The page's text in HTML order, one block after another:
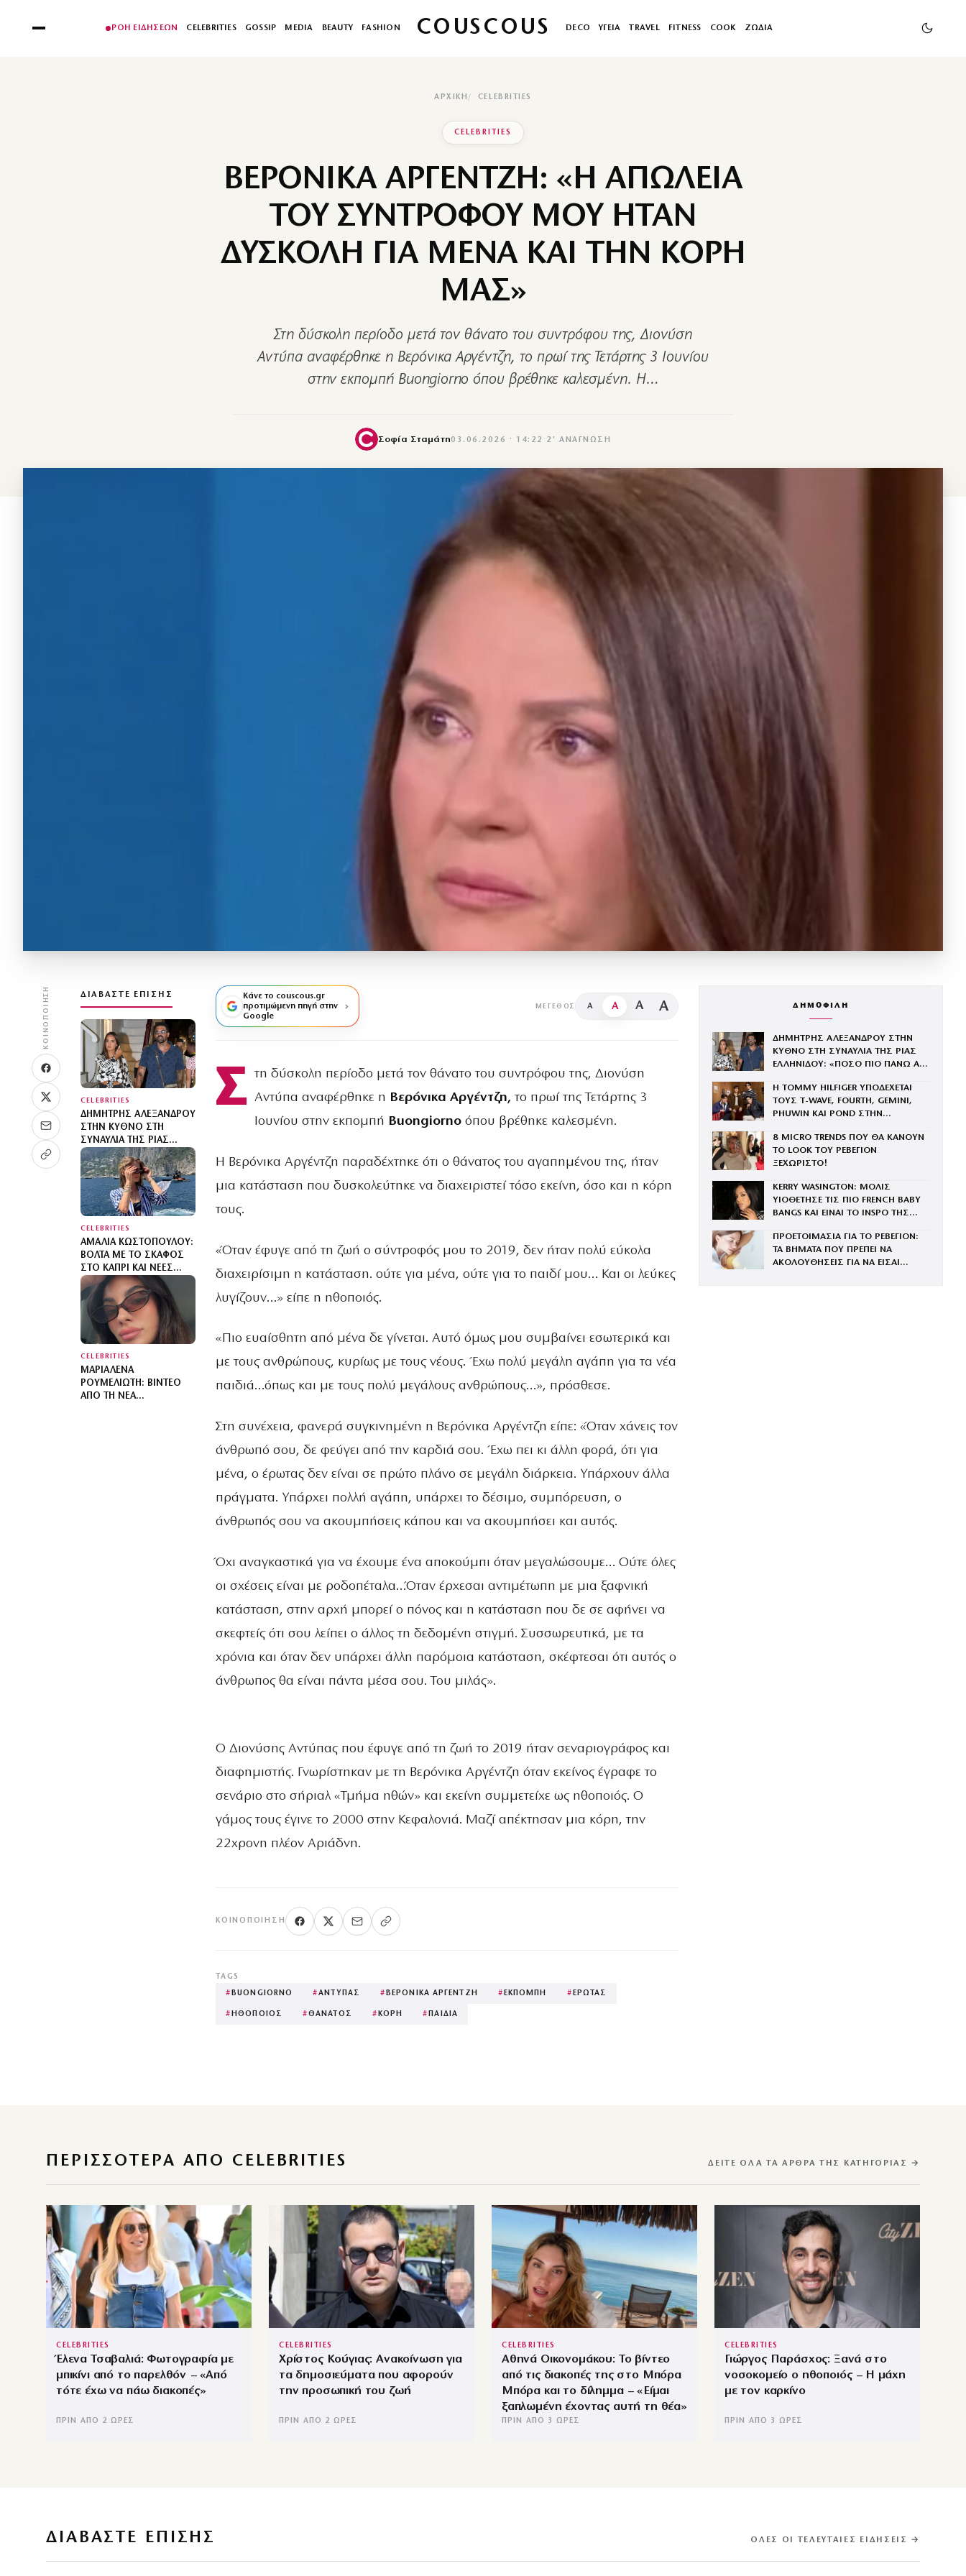
ΡΟΗ ΕΙΔΗΣΕΩΝ CELEBRITIES GOSSIP MEDIA BEAUTY FASHION COUSCOUS DECO ΥΓΕΙΑ TRAVEL FITNESS COOK ΖΩΔΙΑ
ΑΡΧΙΚΉ CELEBRITIES
CELEBRITIES
ΒΕΡΟΝΙΚΑ ΑΡΓΕΝΤΖΗ: «Η ΑΠΩΛΕΙΑ
ΤΟΥ ΣΥΝΤΡΟΦΟΥ ΜΟΥ ΗΤΑΝ
ΔΥΣΚΟΛΗ ΓΙΑ ΜΕΝΑ ΚΑΙ ΤΗΝ ΚΟΡΗ
ΜΑΣ»
Στη δύσκολη περίοδο μετά τον θάνατο του συντρόφου της, Διονύση
Αντύπα αναφέρθηκε η Βερόνικα Αργέντζη, το πρωί της Τετάρτης 3 Ιουνίου
στην εκπομπή Buongiorno όπου βρέθηκε καλεσμένη. Η…
Σοφία Σταμάτη03.06.2026 · 14:22 · 2′ ΑΝΆΓΝΩΣΗ
ΚΟΙΝΟΠΟΊΗΣΗ ΔΙΑΒΆΣΤΕ ΕΠΊΣΗΣ
CELEBRITIES
ΔΗΜΉΤΡΗΣ ΑΛΕΞΆΝΔΡΟΥ
ΣΤΗΝ ΚΎΘΝΟ ΣΤΗ
ΣΥΝΑΥΛΊΑ ΤΗΣ ΡΊΑΣ
ΕΛΛΗΝΊΔΟΥ: «ΠΌΣΟ ΠΙΟ
ΠΆΝΩ ΑΠ’ ΤΗΝ ΠΊΣΤΑ ΤΟ
ΘΕΣ!»
CELEBRITIES
ΑΜΑΛΊΑ ΚΩΣΤΟΠΟΎΛΟΥ:
ΒΌΛΤΑ ΜΕ ΤΟ ΣΚΆΦΟΣ
ΣΤΟ ΚΆΠΡΙ ΚΑΙ ΝΈΕΣ
ΦΩΤΟΓΡΑΦΊΕΣ ΤΩΝ
ΔΙΑΚΟΠΏΝ ΤΗΣ
CELEBRITIES
ΜΑΡΙΑΛΈΝΑ
ΡΟΥΜΕΛΙΏΤΗ: ΒΊΝΤΕΟ
ΑΠΌ ΤΗ ΝΈΑ
Κάνε το couscous.gr
προτιμώμενη πηγή στην
Google
ΜΈΓΕΘΟΣ A A A A
Σ τη δύσκολη περίοδο μετά τον θάνατο του συντρόφου της, Διονύση
Αντύπα αναφέρθηκε η Βερόνικα Αργέντζη, το πρωί της Τετάρτης 3
Ιουνίου στην εκπομπή Buongiornoόπου βρέθηκε καλεσμένη.
Η Βερόνικα Αργέντζη παραδέχτηκε ότι ο θάνατος του αγαπημένου της, ήταν
μια κατάσταση που δυσκολεύτηκε να διαχειριστεί τόσο εκείνη, όσο και η κόρη
τους.
«Όταν έφυγε από τη ζωή ο σύντροφός μου το 2019, δεν ήταν πολύ εύκολα
διαχειρίσιμη η κατάσταση. ούτε για μένα, ούτε για το παιδί μου… Και οι λεύκες
λυγίζουν…» είπε η ηθοποιός.
«Πιο ευαίσθητη από μένα δε γίνεται. Αυτό όμως μου συμβαίνει εσωτερικά και
με τους ανθρώπους, κυρίως με τους νέους. Έχω πολύ μεγάλη αγάπη για τα νέα
παιδιά…όπως και με τους πολύ μεγάλους ανθρώπους…», πρόσθεσε.
Στη συνέχεια, φανερά συγκινημένη η Βερόνικα Αργέντζη είπε: «Όταν χάνεις τον
άνθρωπό σου, δε φεύγει από την καρδιά σου. Έχω πει κι άλλη φορά, ότι για
μένα, ο έρωτας δεν είναι σε πρώτο πλάνο σε μεγάλη διάρκεια. Υπάρχουν άλλα
πράγματα. Υπάρχει πολλή αγάπη, υπάρχει το δέσιμο, συμπόρευση, ο
άνθρωπός σου να ακουμπήσεις κάπου και να ακουμπήσει και αυτός.
Όχι αναγκαστικά για να έχουμε ένα αποκούμπι όταν μεγαλώσουμε… Ούτε όλες
οι σχέσεις είναι με ροδοπέταλα…Όταν έρχεσαι αντιμέτωπη με μια ξαφνική
κατάσταση, στην αρχή μπορεί ο πόνος και η κατάσταση που δε σε αφήνει να
σκεφτείς ότι σου λείπει ο άλλος τη δεδομένη στιγμή. Συσσωρευτικά, με τα
χρόνια και όταν δεν υπάρχει άλλη παρόμοια κατάσταση, σκέφτεσαι ότι αυτός ο
άνθρωπος θα είναι πάντα μέσα σου. Του μιλάς».
O Διονύσης Αντύπας που έφυγε από τη ζωή το 2019 ήταν σεναριογράφος και
διαφημιστής. Γνωρίστηκαν με τη Βερόνικα Αργέντζη όταν εκείνος έγραφε το
σενάριο στο σήριαλ «Τμήμα ηθών» και εκείνη συμμετείχε ως ηθοποιός. Ο
γάμος τους έγινε το 2000 στην Κεφαλονιά. Μαζί απέκτησαν μια κόρη, την
22χρονη πλέον Αριάδνη.
ΚΟΙΝΟΠΟΊΗΣΗ
TAGS
# BUONGIORNO #ΑΝΤΥΠΑΣ # ΒΕΡΟΝΙΚΑ ΑΡΓΕΝΤΖΗ # ΕΚΠΟΜΠΗ # ΕΡΩΤΑΣ
# ΗΘΟΠΟΙΟΣ #ΘΑΝΑΤΟΣ # ΚΟΡΗ # ΠΑΙΔΙΑ
ΔΗΜΟΦΙΛΗ
ΔΗΜΗΤΡΗΣ ΑΛΕΞΑΝΔΡΟΥ ΣΤΗΝ
ΚΥΘΝΟ ΣΤΗ ΣΥΝΑΥΛΙΑ ΤΗΣ ΡΙΑΣ
ΕΛΛΗΝΙΔΟΥ: «ΠΟΣΟ ΠΙΟ ΠΑΝΩ ΑΠ’
Η TOMMY HILFIGER ΥΠΟΔΕΧΕΤΑΙ
ΤΟΥΣ Τ-WAVE, FOURTH, GEMINI,
PHUWIN ΚΑΙ POND ΣΤΗΝ
8 MICRO TRENDS ΠΟΥ ΘΑ ΚΑΝΟΥΝ
ΤΟ LOOK ΤΟΥ ΡΕΒΕΓΙΟΝ
ΞΕΧΩΡΙΣΤΟ!
KERRY WASINGTON: ΜΟΛΙΣ
ΥΙΟΘΕΤΗΣΕ ΤΙΣ ΠΙΟ FRENCH BABY
BANGS ΚΑΙ ΕΙΝΑΙ ΤΟ INSPO ΤΗΣ
ΠΡΟΕΤΟΙΜΑΣΙΑ ΓΙΑ ΤΟ ΡΕΒΕΓΙΟΝ:
ΤΑ ΒΗΜΑΤΑ ΠΟΥ ΠΡΕΠΕΙ ΝΑ
ΑΚΟΛΟΥΘΗΣΕΙΣ ΓΙΑ ΝΑ ΕΙΣΑΙ
ΠΕΡΙΣΣΌΤΕΡΑ ΑΠΌ CELEBRITIES ΔΕΊΤΕ ΌΛΑ ΤΑ ΆΡΘΡΑ ΤΗΣ ΚΑΤΗΓΟΡΊΑΣ →
CELEBRITIES
Έλενα Τσαβαλιά: Φωτογραφία με
μπικίνι από το παρελθόν – «Από
τότε έχω να πάω διακοπές»
ΠΡΙΝ ΑΠΌ 2 ΏΡΕΣ
CELEBRITIES
Χρίστος Κούγιας: Ανακοίνωση για
τα δημοσιεύματα που αφορούν
την προσωπική του ζωή
ΠΡΙΝ ΑΠΌ 2 ΏΡΕΣ
CELEBRITIES
Αθηνά Οικονομάκου: Το βίντεο
από τις διακοπές της στο Μπόρα
Μπόρα και το δίλημμα – «Είμαι
ξαπλωμένη έχοντας αυτή τη θέα»
ΠΡΙΝ ΑΠΌ 3 ΏΡΕΣ
CELEBRITIES
Γιώργος Παράσχος: Ξανά στο
νοσοκομείο ο ηθοποιός – Η μάχη
με τον καρκίνο
ΠΡΙΝ ΑΠΌ 3 ΏΡΕΣ
ΔΙΑΒΑΣΤΕ ΕΠΙΣΗΣ ΌΛΕΣ ΟΙ ΤΕΛΕΥΤΑΊΕΣ ΕΙΔΉΣΕΙΣ →